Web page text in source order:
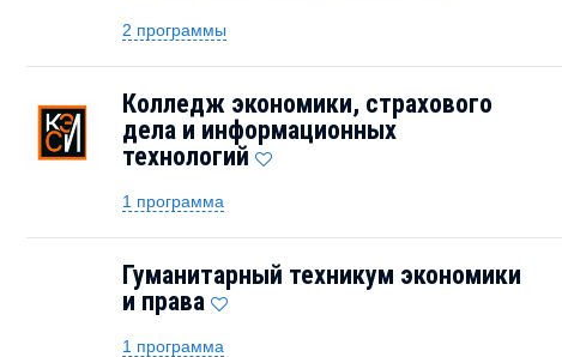
2 программы
Колледж экономики, страхового
дела и информационных
технологий
1 программа
Гуманитарный техникум экономики
и права
1 программа